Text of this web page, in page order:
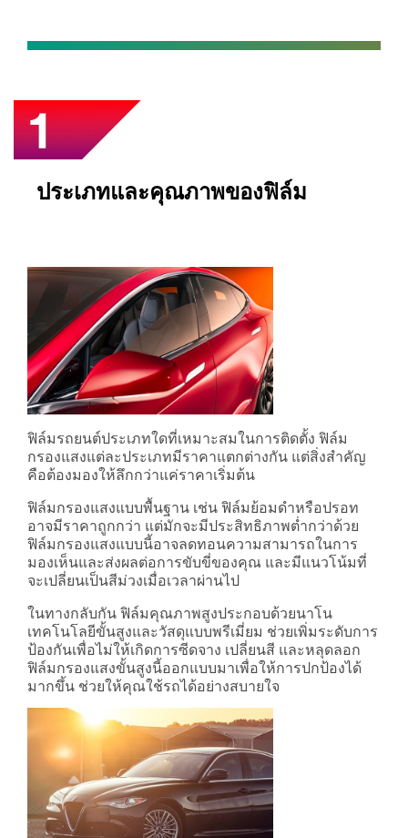
ประเภทและคุณภาพของฟิล์ม
ฟิล์มรถยนต์ประเภทใดที่เหมาะสมในการติดตั้ง ฟิล์ม
กรองแสงแต่ละประเภทมีราคาแตกต่างกัน แต่สิ่งสำคัญ
คือต้องมองให้ลึกกว่าแค่ราคาเริ่มต้น
ฟิล์มกรองแสงแบบพื้นฐาน เช่น ฟิล์มย้อมดำหรือปรอท
อาจมีราคาถูกกว่า แต่มักจะมีประสิทธิภาพต่ำกว่าด้วย
ฟิล์มกรองแสงแบบนี้อาจลดทอนความสามารถในการ
มองเห็นและส่งผลต่อการขับขี่ของคุณ และมีแนวโน้มที่
จะเปลี่ยนเป็นสีม่วงเมื่อเวลาผ่านไป
ในทางกลับกัน ฟิล์มคุณภาพสูงประกอบด้วยนาโน
เทคโนโลยีขั้นสูงและวัสดุแบบพรีเมี่ยม ช่วยเพิ่มระดับการ
ป้องกันเพื่อไม่ให้เกิดการซีดจาง เปลี่ยนสี และหลุดลอก
ฟิล์มกรองแสงขั้นสูงนี้ออกแบบมาเพื่อให้การปกป้องได้
มากขึ้น ช่วยให้คุณใช้รถได้อย่างสบายใจ